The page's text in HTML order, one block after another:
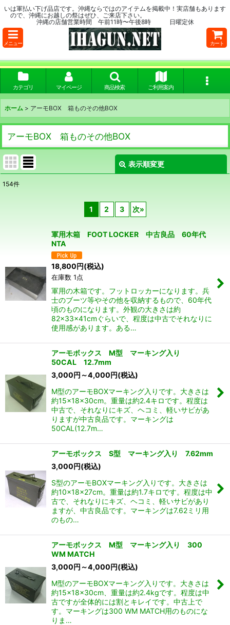
いは軍払い下げ品店です。沖縄ならではのアイテムを掲載中！実店舗もあります
ので、沖縄にお越しの祭はぜひ、ご来店下さい。
沖縄の店舗営業時間 午前11時〜午後8時 日曜定休
メニュー カート
カテゴリ マイページ 商品検索 ご利用案内
ホーム > アーモBOX 箱ものその他BOX
アーモBOX 箱ものその他BOX
表示順変更
絞り込む
154件
1 2 3 次»
軍用木箱 FOOT LOCKER 中古良品 60年代
NTA
18,800円(税込)
在庫数 1点
軍用の木箱です。フットロッカーになります。兵
士のブーツ等やその他を収納するもので、60年代
頃のものになります。外観の大きさは約
82×33×41cmぐらいで、程度は中古でそれなりに
使用感があります。ある…
アーモボックス M型 マーキング入り
50CAL 12.7mm
3,000円 ～4,000円(税込)
M型のアーモBOXマーキング入りです。大きさは
約15×18×30cm。重量は約2.4キロです。程度は
中古で、それなりにキズ、ヘコミ、軽いサビがあ
りますが中古良品です。マーキングは
50CAL(12.7m…
アーモボックス S型 マーキング入り 7.62mm
3,000円(税込)
S型のアーモBOXマーキング入りです。大きさは
約10×18×27cm。重量は約1.7キロです。程度は中
古で、それなりにキズ、ヘコミ、軽いサビがあり
ますが、中古良品です。マーキングは7.62ミリ用
のもの…
アーモボックス M型 マーキング入り 300
WM MATCH
3,000円 ～4,000円(税込)
M型のアーモBOXマーキング入りです。大きさは
約15×18×30cm、重量は約2.4kgです。程度は中
古ですが全体的には割とキレイです。中古上で
す。マーキングは300 WM MATCH用のものにな
りま…